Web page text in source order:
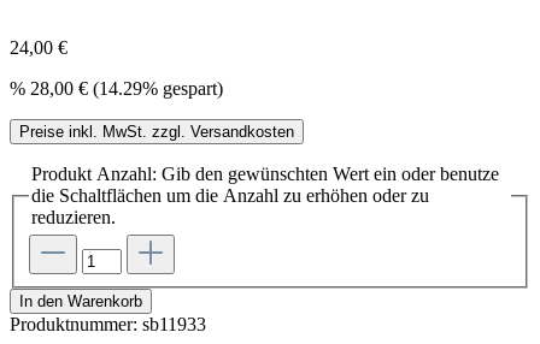
24,00 €
% 28,00 € (14.29% gespart)
Preise inkl. MwSt. zzgl. Versandkosten
Produkt Anzahl: Gib den gewünschten Wert ein oder benutze
die Schaltflächen um die Anzahl zu erhöhen oder zu
reduzieren.
In den Warenkorb
Produktnummer: sb11933